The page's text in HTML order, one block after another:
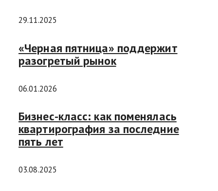
29.11.2025
«Черная пятница» поддержит
разогретый рынок
06.01.2026
Бизнес-класс: как поменялась
квартирография за последние
пять лет
03.08.2025